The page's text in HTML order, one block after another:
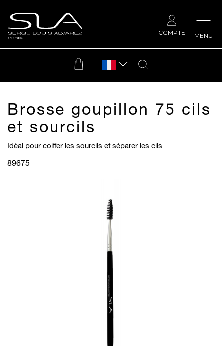
MENU
COMPTE
Brosse goupillon 75 cils
et sourcils
Idéal pour coiffer les sourcils et séparer les cils
89675